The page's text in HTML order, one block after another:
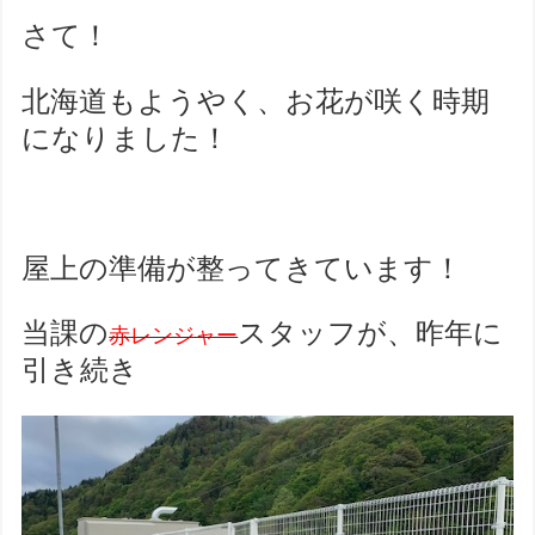
さて！
北海道もようやく、お花が咲く時期
になりました！
屋上の準備が整ってきています！
当課の赤レンジャースタッフが、昨年に
引き続き